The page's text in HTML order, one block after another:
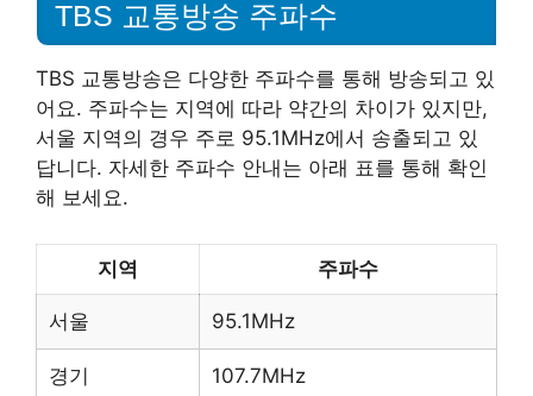
TBS 교통방송 주파수
TBS 교통방송은 다양한 주파수를 통해 방송되고 있
어요. 주파수는 지역에 따라 약간의 차이가 있지만,
서울 지역의 경우 주로 95.1MHz에서 송출되고 있
답니다. 자세한 주파수 안내는 아래 표를 통해 확인
해 보세요.
지역 주파수
서울 95.1MHz
경기 107.7MHz